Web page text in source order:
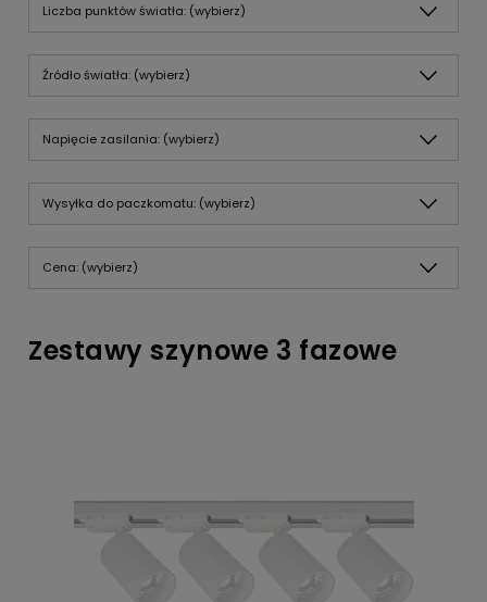
Liczba punktów światła: (wybierz)
Źródło światła: (wybierz)
Napięcie zasilania: (wybierz)
Wysyłka do paczkomatu: (wybierz)
Cena: (wybierz)
Zestawy szynowe 3 fazowe